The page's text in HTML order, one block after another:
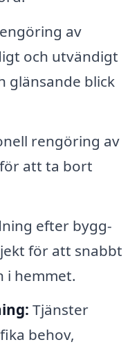
av
och utvändigt
glänsande blick
rengöring av
att ta bort
efter bygg-
för att snabbt
i hemmet.
Tjänster
behov,